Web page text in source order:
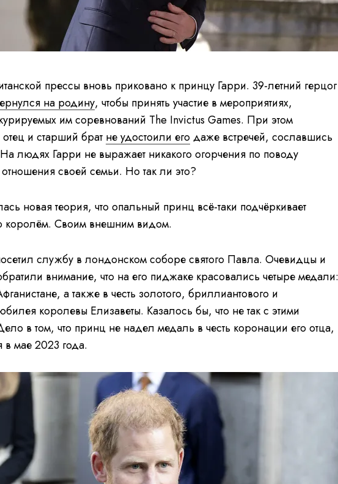
прессы вновь приковано к принцу Гарри. 39-летний герцог
на родину, чтобы принять участие в мероприятиях,
им соревнований The Invictus Games. При этом
и старший брат не удостоили егодаже встречей, сославшись
На людях Гарри не выражает никакого огорчения по поводу
своей семьи. Но так ли это?
новая теория, что опальный принц всё-таки подчёркивает
королём. Своим внешним видом.
службу в лондонском соборе святого Павла. Очевидцы и
внимание, что на его пиджаке красовались четыре медали:
а также в честь золотого, бриллиантового и
королевы Елизаветы. Казалось бы, что не так с этими
в том, что принц не надел медаль в честь коронации его отца,
в мае 2023 года.